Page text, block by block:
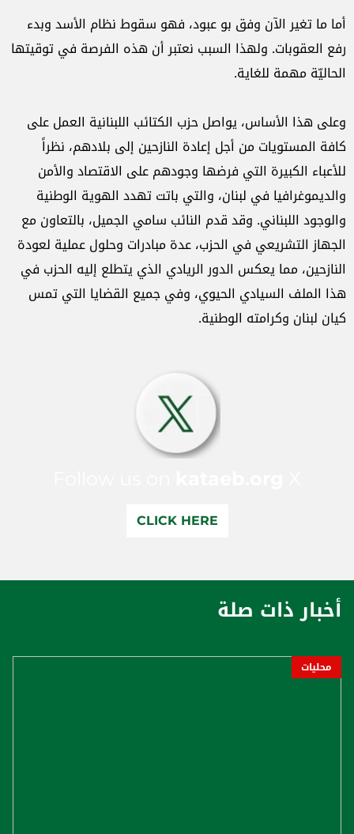
أما ما تغير الآن وفق بو عبود، فهو سقوط نظام الأسد وبدء
رفع العقوبات. ولهذا السبب نعتبر أن هذه الفرصة في توقيتها
الحاليّة مهمة للغاية.
وعلى هذا الأساس، يواصل حزب الكتائب اللبنانية العمل على
كافة المستويات من أجل إعادة النازحين إلى بلادهم، نظراً
للأعباء الكبيرة التي فرضها وجودهم على الاقتصاد والأمن
والديموغرافيا في لبنان، والتي باتت تهدد الهوية الوطنية
والوجود اللبناني. وقد قدم النائب سامي الجميل، بالتعاون مع
الجهاز التشريعي في الحزب، عدة مبادرات وحلول عملية لعودة
النازحين، مما يعكس الدور الريادي الذي يتطلع إليه الحزب في
هذا الملف السيادي الحيوي، وفي جميع القضايا التي تمس
كيان لبنان وكرامته الوطنية.
CLICK HERE
أخبار ذات صلة
محليات